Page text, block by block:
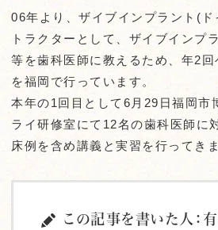
06年より、ザイブインプラント(ド
トラクターとして、ザイブインプ
等を歯科医師に教えるため、年2
を福岡で行っています。
本年の1回目として6月29日福岡市
ライ研修室にて12名の歯科医師に
床例を含め講義と実習を行ってきま
この記事を書いた人：